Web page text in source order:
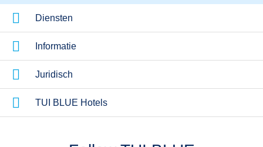
Diensten
Informatie
Juridisch
TUI BLUE Hotels